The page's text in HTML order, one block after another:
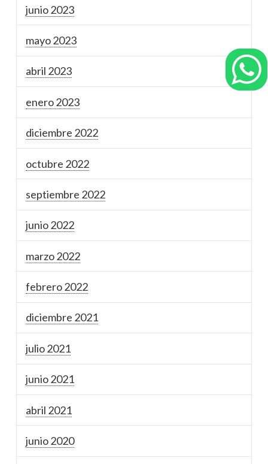
junio 2023
mayo 2023
abril 2023
enero 2023
diciembre 2022
octubre 2022
septiembre 2022
junio 2022
marzo 2022
febrero 2022
diciembre 2021
julio 2021
junio 2021
abril 2021
junio 2020